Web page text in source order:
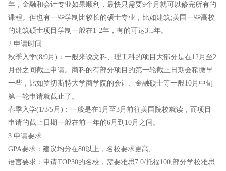
年，金融和会计专业如果顺利，最快只需要9个月就可以修完所有的
课程。但也有一些学制比较长的硕士专业，比如建筑;美国一些高校
的建筑硕士项目学制一般在1-2年，有的可达3.5年。
2.申请时间
秋季入学(8/9月)：一般来说文科、理工科的项目大部分是在12月至2
月份之间截止申请。商科的有部分项目的第一轮截止日期会稍微早
一些，比如罗切斯特大学商学院的会计、金融硕士等一般10月中旬
第一轮申请就截止了。
春季入学(1/3/5月)：一般是在1月至3月前往美国院校就读，而项目
申请的截止日期一般在前一年的6月到10月之间。
3.申请要求
GPA要求：建议均分在80以上，名校要求更高;
语言要求：申请TOP30的名校，需要雅思7.0/托福100;部分学校雅思